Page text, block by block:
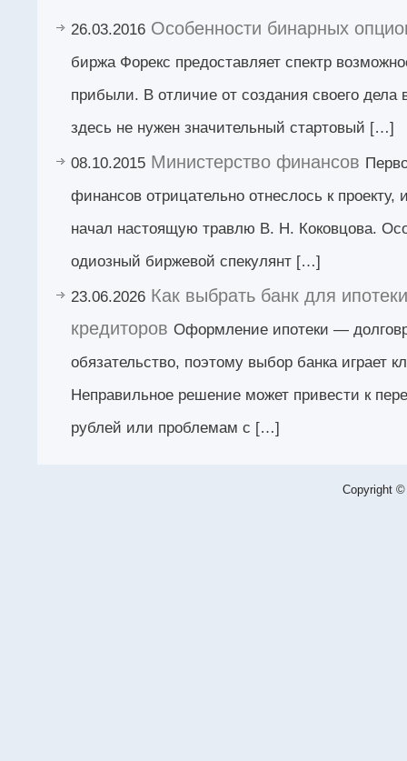
26.03.2016 Особенности бинарных
биржа Форекс предоставляет спектр
прибыли. В отличие от создания своего дела
здесь не нужен значительный стартовый […]
08.10.2015 Министерство финансов
финансов отрицательно отнеслось к
начал настоящую травлю В. Н. Коковцова.
одиозный биржевой спекулянт […]
23.06.2026 Как выбрать банк для
кредиторов Оформление ипотеки —
обязательство, поэтому выбор банка играет
Неправильное решение может привести к
рублей или проблемам с […]
Copyright ©